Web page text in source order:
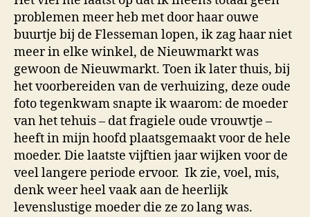
problemen meer heb met door haar ouwe
buurtje bij de Flesseman lopen, ik zag haar niet
meer in elke winkel, de Nieuwmarkt was
gewoon de Nieuwmarkt. Toen ik later thuis, bij
het voorbereiden van de verhuizing, deze oude
foto tegenkwam snapte ik waarom: de moeder
van het tehuis – dat fragiele oude vrouwtje –
heeft in mijn hoofd plaatsgemaakt voor de hele
moeder. Die laatste vijftien jaar wijken voor de
veel langere periode ervoor. Ik zie, voel, mis,
denk weer heel vaak aan de heerlijk
levenslustige moeder die ze zo lang was.